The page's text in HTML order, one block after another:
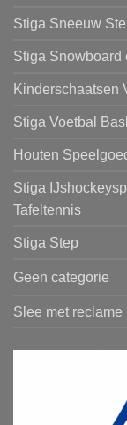
Stiga Sneeuw
Stiga Snowboard
Kinderschaatsen
Stiga Voetbal
Houten
Stiga
Tafeltennis
Stiga Step
Geen categorie
Slee met reclame